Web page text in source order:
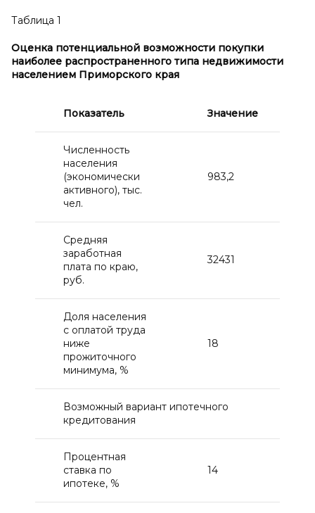
Таблица 1
Оценка потенциальной возможности покупки
наиболее распространенного типа недвижимости
населением Приморского края
Показатель Значение
Численность
населения
(экономически
активного), тыс.
чел.
983,2
Средняя
заработная
плата по краю,
руб.
32431
Доля населения
с оплатой труда
ниже
прожиточного
минимума, %
18
Возможный вариант ипотечного
кредитования
Процентная
ставка по
ипотеке, %
14